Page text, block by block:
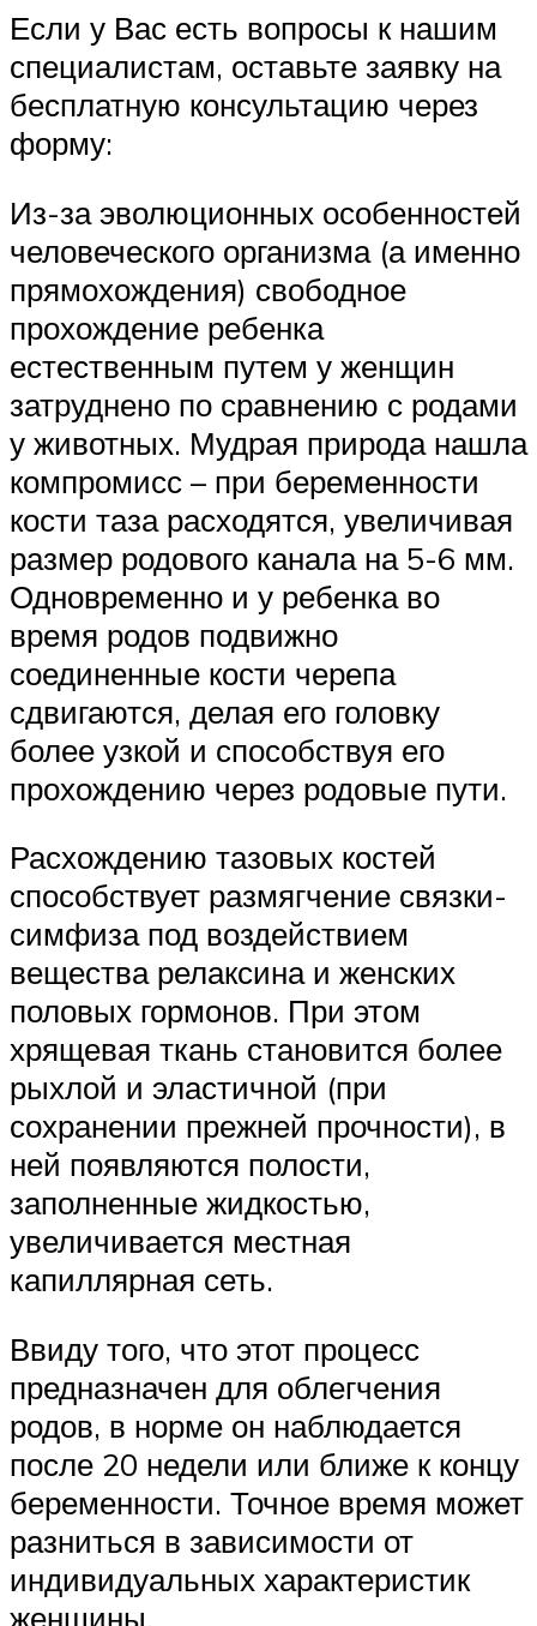
Если у Вас есть вопросы к нашим
специалистам, оставьте заявку на
бесплатную консультацию через
форму:
Из-за эволюционных особенностей
человеческого организма (а именно
прямохождения) свободное
прохождение ребенка
естественным путем у женщин
затруднено по сравнению с родами
у животных. Мудрая природа нашла
компромисс – при беременности
кости таза расходятся, увеличивая
размер родового канала на 5-6 мм.
Одновременно и у ребенка во
время родов подвижно
соединенные кости черепа
сдвигаются, делая его головку
более узкой и способствуя его
прохождению через родовые пути.
Расхождению тазовых костей
способствует размягчение связки-
симфиза под воздействием
вещества релаксина и женских
половых гормонов. При этом
хрящевая ткань становится более
рыхлой и эластичной (при
сохранении прежней прочности), в
ней появляются полости,
заполненные жидкостью,
увеличивается местная
капиллярная сеть.
Ввиду того, что этот процесс
предназначен для облегчения
родов, в норме он наблюдается
после 20 недели или ближе к концу
беременности. Точное время может
разниться в зависимости от
индивидуальных характеристик
женщины.